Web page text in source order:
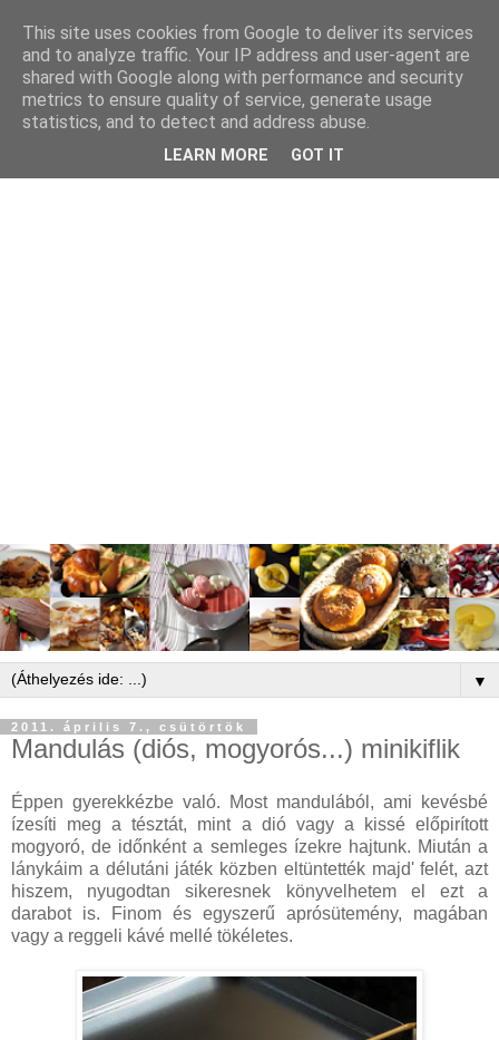
▼
2011. április 7., csütörtök
Mandulás (diós, mogyorós...) minikiflik
Éppen gyerekkézbe való. Most mandulából, ami kevésbé
ízesíti meg a tésztát, mint a dió vagy a kissé előpirított
mogyoró, de időnként a semleges ízekre hajtunk. Miután a
lánykáim a délutáni játék közben eltüntették majd' felét, azt
hiszem, nyugodtan sikeresnek könyvelhetem el ezt a
darabot is. Finom és egyszerű aprósütemény, magában
vagy a reggeli kávé mellé tökéletes.
This site uses cookies from Google to deliver its services
and to analyze traffic. Your IP address and user-agent are
shared with Google along with performance and security
metrics to ensure quality of service, generate usage
statistics, and to detect and address abuse.
LEARN MORE GOT IT